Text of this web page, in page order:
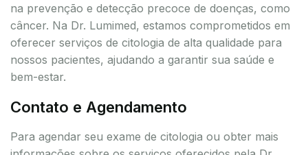
na prevenção e detecção precoce de doenças, como
câncer. Na Dr. Lumimed, estamos comprometidos em
oferecer serviços de citologia de alta qualidade para
nossos pacientes, ajudando a garantir sua saúde e
bem-estar.
Contato e Agendamento
Para agendar seu exame de citologia ou obter mais